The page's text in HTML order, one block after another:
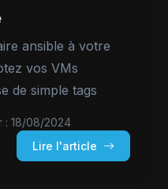
ansible à votre
vos VMs
de simple tags
: 18/08/2024
Lire l'article